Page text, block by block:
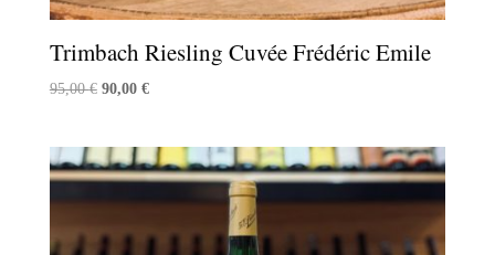
Trimbach Riesling Cuvée Frédéric Emile
95,00€ Le
était :
90,00 €Le
est :